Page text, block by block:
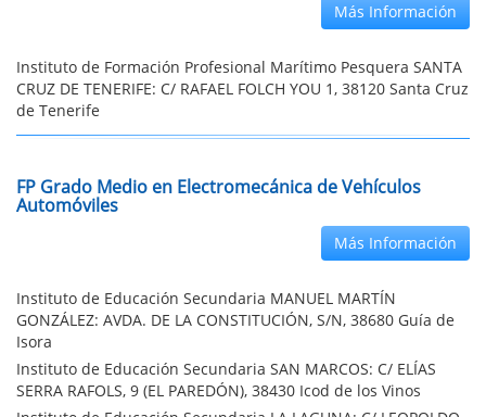
Más Información
Instituto de Formación Profesional Marítimo Pesquera SANTA
CRUZ DE TENERIFE: C/ RAFAEL FOLCH YOU 1, 38120 Santa Cruz
de Tenerife
FP Grado Medio en Electromecánica de Vehículos
Automóviles
Más Información
Instituto de Educación Secundaria MANUEL MARTÍN
GONZÁLEZ: AVDA. DE LA CONSTITUCIÓN, S/N, 38680 Guía de
Isora
Instituto de Educación Secundaria SAN MARCOS: C/ ELÍAS
SERRA RAFOLS, 9 (EL PAREDÓN), 38430 Icod de los Vinos